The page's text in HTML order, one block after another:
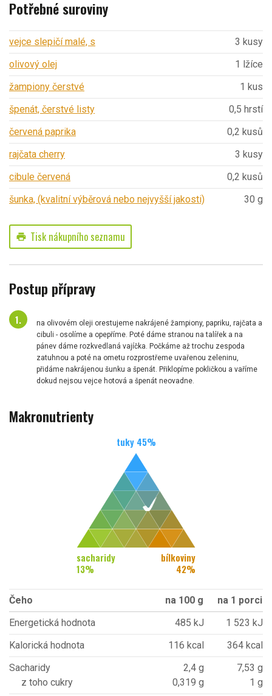
Potřebné suroviny
vejce slepičí malé, s
3 kusy
olivový olej
1 lžíce
žampiony čerstvé
1 kus
špenát, čerstvé listy
0,5 hrstí
červená paprika
0,2 kusů
rajčata cherry
3 kusy
cibule červená
0,2 kusů
šunka, (kvalitní výběrová nebo nejvyšší jakosti)
30 g
print Tisk nákupního seznamu
Postup přípravy
na olivovém oleji orestujeme nakrájené žampiony, papriku, rajčata a
cibuli - osolíme a opepříme. Poté dáme stranou na talířek a na
pánev dáme rozkvedlaná vajíčka. Počkáme až trochu zespoda
zatuhnou a poté na ometu rozprostřeme uvařenou zeleninu,
přidáme nakrájenou šunku a špenát. Přiklopíme pokličkou a vaříme
dokud nejsou vejce hotová a špenát neovadne.
Makronutrienty
tuky 45%
sacharidy
13%
bílkoviny
42%
Čeho na 100 g
na 1 porci
Energetická hodnota
485 kJ
1 523 kJ
Kalorická hodnota
116 kcal
364 kcal
Sacharidy
z toho cukry
2,4 g
0,319 g
7,53 g
1 g